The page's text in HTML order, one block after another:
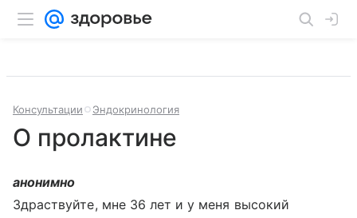
Консультации Эндокринология
О пролактине
анонимно
Здраствуйте, мне 36 лет и у меня высокий